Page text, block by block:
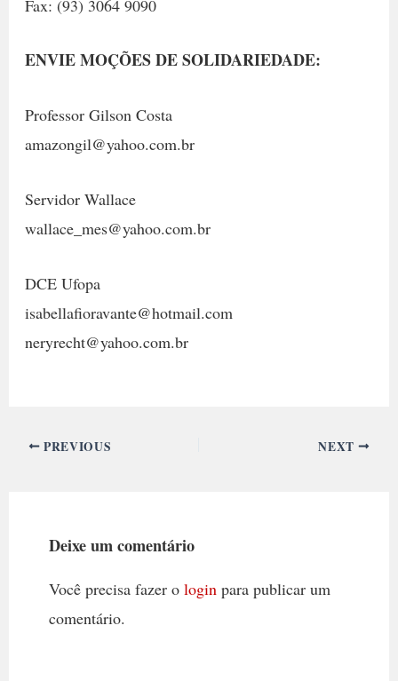
Fax: (93) 3064 9090
ENVIE MOÇÕES DE SOLIDARIEDADE:
Professor Gilson Costa
amazongil@yahoo.com.br
Servidor Wallace
wallace_mes@yahoo.com.br
DCE Ufopa
isabellafioravante@hotmail.com
neryrecht@yahoo.com.br
PREVIOUS NEXT
Deixe um comentário
Você precisa fazer o login para publicar um
comentário.